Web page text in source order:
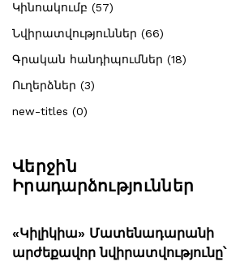
Կինոակումբ (57)
Նվիրատվություններ (66)
Գրական հանդիպումներ (18)
Ուղերձներ (3)
new-titles (0)
Վերջին
Իրադարձություններ
«Կիլիկիա» Մատենադարանի
արժեքավոր նվիրատվությունը՝